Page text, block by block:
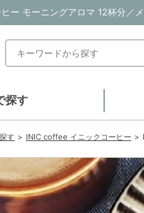
ー モーニングアロマ 12杯分／
探す
す INIC coffee イニックコーヒー